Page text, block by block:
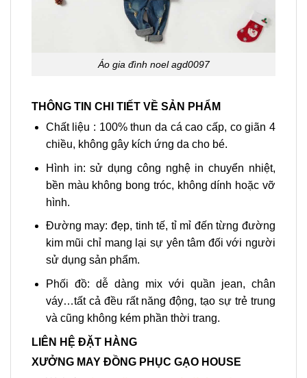
Áo gia đình noel agd0097
THÔNG TIN CHI TIẾT VỀ SẢN PHẨM
Chất liệu : 100% thun da cá cao cấp, co giãn 4
chiều, không gây kích ứng da cho bé.
Hình in: sử dụng công nghệ in chuyển nhiệt,
bền màu không bong tróc, không dính hoặc vỡ
hình.
Đường may: đẹp, tinh tế, tỉ mỉ đến từng đường
kim mũi chỉ mang lại sự yên tâm đối với người
sử dụng sản phẩm.
Phối đồ: dễ dàng mix với quần jean, chân
váy…tất cả đều rất năng động, tạo sự trẻ trung
và cũng không kém phần thời trang.
LIÊN HỆ ĐẶT HÀNG
XƯỞNG MAY ĐỒNG PHỤC GẠO HOUSE